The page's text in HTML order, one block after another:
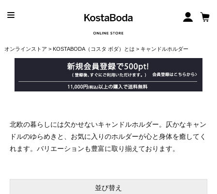
オンラインストア > KOSTABODA（コスタ ボダ）とは > キャンドルホルダー
北欧の暮らしには欠かせないキャンドルホルダー。仄かなキャン
ドルのゆらめきと、お気に入りのホルダーが心と身体を癒してく
れます。バリエーションも豊富に取り揃えております。
並び替え